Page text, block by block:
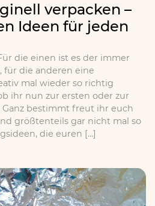
verpacken –
Ideen für jeden
die einen ist es der immer
für die anderen eine
mal wieder so richtig
ihr nun zur ersten oder zur
bestimmt freut ihr euch
größtenteils gar nicht mal so
die euren […]